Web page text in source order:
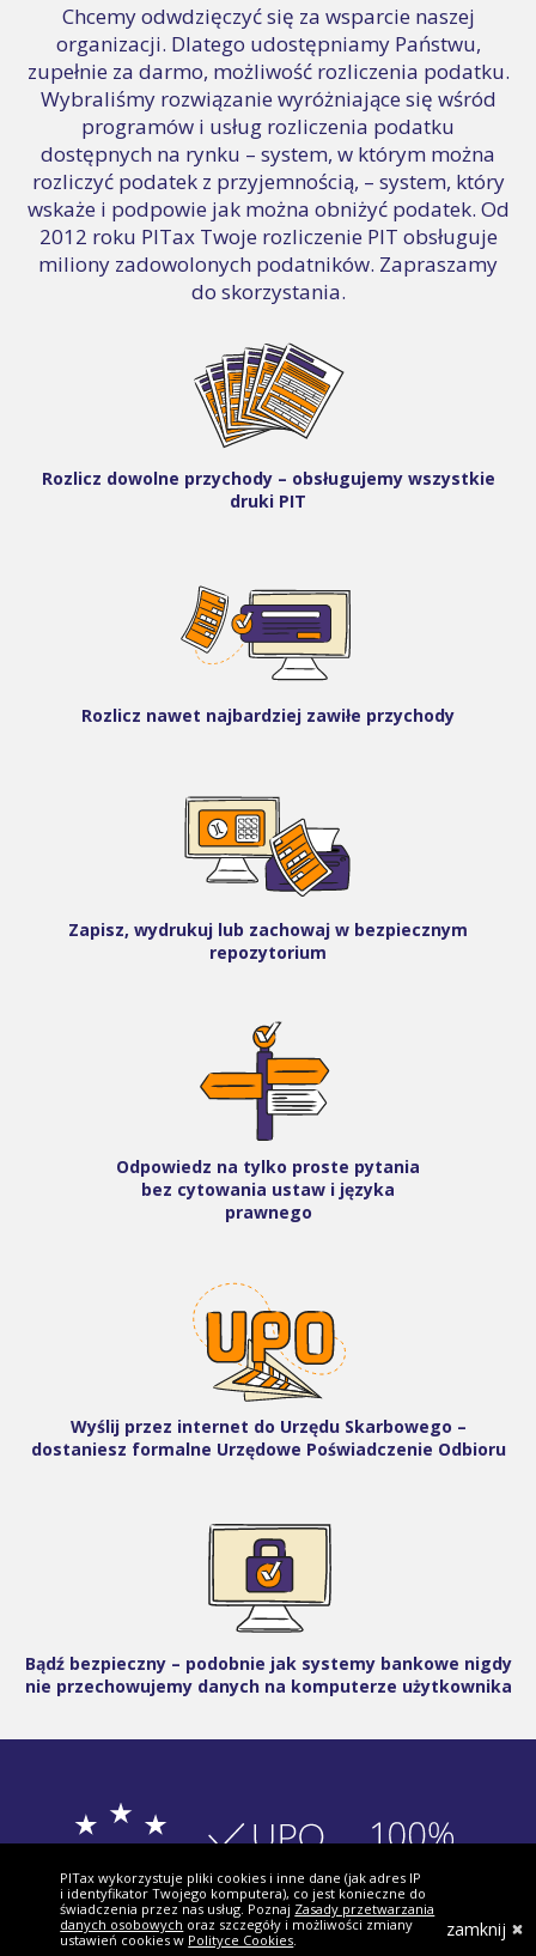
Chcemy odwdzięczyć się za wsparcie naszej
organizacji. Dlatego udostępniamy Państwu,
zupełnie za darmo, możliwość rozliczenia podatku.
Wybraliśmy rozwiązanie wyróżniające się wśród
programów i usług rozliczenia podatku
dostępnych na rynku – system, w którym można
rozliczyć podatek z przyjemnością, – system, który
wskaże i podpowie jak można obniżyć podatek. Od
2012 roku PITax Twoje rozliczenie PIT obsługuje
miliony zadowolonych podatników. Zapraszamy
do skorzystania.
Rozlicz dowolne przychody – obsługujemy wszystkie
druki PIT
Rozlicz nawet najbardziej zawiłe przychody
Zapisz, wydrukuj lub zachowaj w bezpiecznym
repozytorium
Odpowiedz na tylko proste pytania
bez cytowania ustaw i języka
prawnego
Wyślij przez internet do Urzędu Skarbowego –
dostaniesz formalne Urzędowe Poświadczenie Odbioru
Bądź bezpieczny – podobnie jak systemy bankowe nigdy
nie przechowujemy danych na komputerze użytkownika
PITax wykorzystuje pliki cookies i inne dane (jak adres IP
i identyfikator Twojego komputera), co jest konieczne do
świadczenia przez nas usług. Poznaj Zasady przetwarzania
danych osobowych oraz szczegóły i możliwości zmiany
ustawień cookies w Polityce Cookies. zamknij